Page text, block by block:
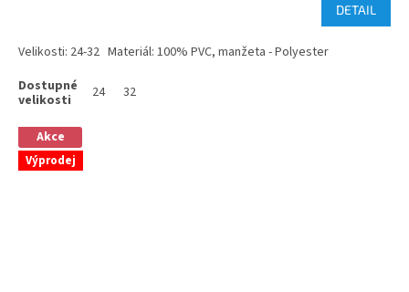
DETAIL
Velikosti: 24-32 Materiál: 100% PVC, manžeta - Polyester
24 32
Akce
Výprodej